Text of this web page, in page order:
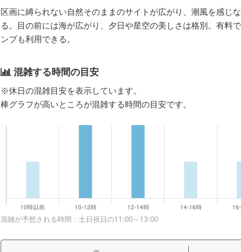
区画に縛られない自然そのままのサイトが広がり、潮風を感じ
る。目の前には海が広がり、夕日や星空の美しさは格別。有料
ンプも利用できる。
混雑する時間の目安
※休日の混雑目安を表示しています。
棒グラフが高いところが混雑する時間の目安です。
混雑が予想される時間：土日祝日の11:00～13:00